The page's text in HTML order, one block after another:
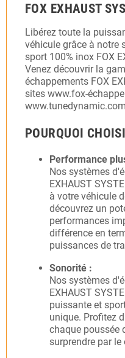
FOX EXHAUST
Libérez toute la
véhicule grâce à notre
sport 100% inox FOX
Venez découvrir la
échappements FOX
sites www.fox-
POURQUOI
Performance
Nos systèmes
EXHAUST
à votre véhicule
découvrez un
performances
différence en
puissances de
Sonorité :
Nos systèmes
EXHAUST
puissante et
unique. Profitez
chaque poussée
surprendre par